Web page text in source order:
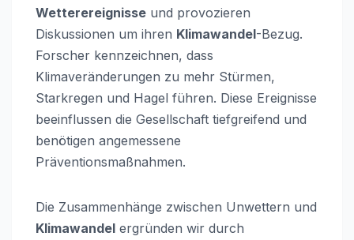
Wetterereignisse und provozieren
Diskussionen um ihren Klimawandel-Bezug.
Forscher kennzeichnen, dass
Klimaveränderungen zu mehr Stürmen,
Starkregen und Hagel führen. Diese Ereignisse
beeinflussen die Gesellschaft tiefgreifend und
benötigen angemessene
Präventionsmaßnahmen.
Die Zusammenhänge zwischen Unwettern und
Klimawandel ergründen wir durch